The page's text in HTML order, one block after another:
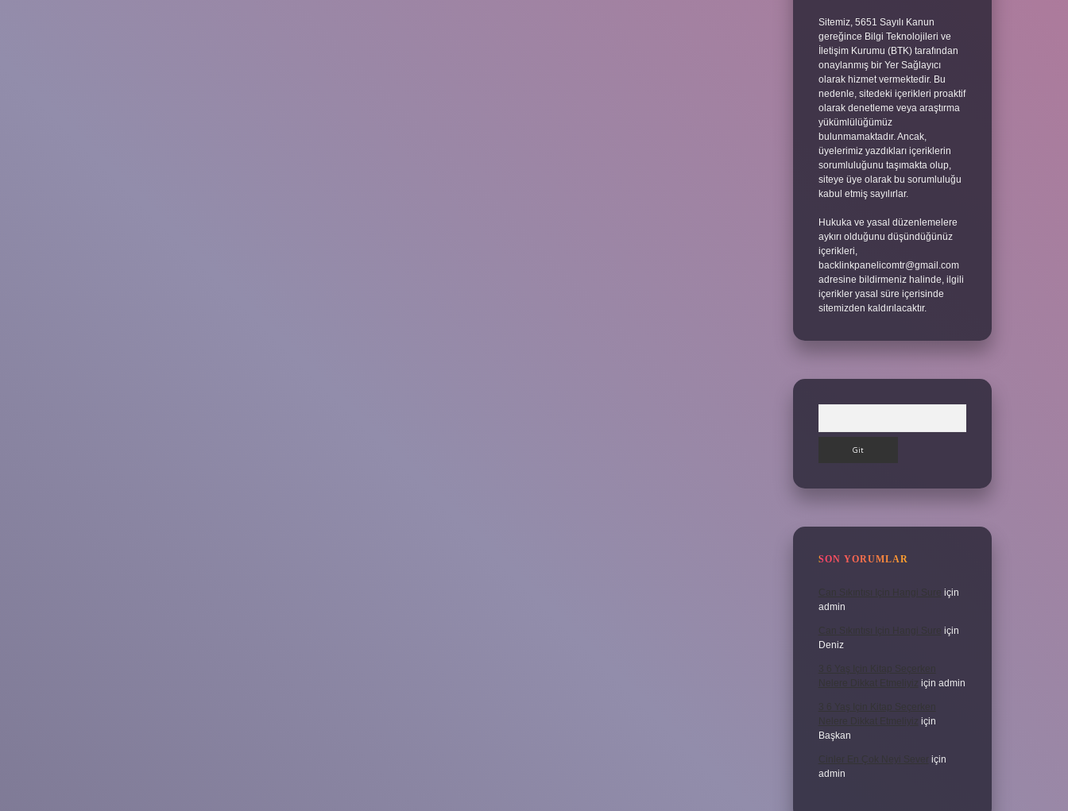
Sitemiz, 5651 Sayılı Kanun
gereğince Bilgi Teknolojileri ve
İletişim Kurumu (BTK) tarafından
onaylanmış bir Yer Sağlayıcı
olarak hizmet vermektedir. Bu
nedenle, sitedeki içerikleri proaktif
olarak denetleme veya araştırma
yükümlülüğümüz
bulunmamaktadır. Ancak,
üyelerimiz yazdıkları içeriklerin
sorumluluğunu taşımakta olup,
siteye üye olarak bu sorumluluğu
kabul etmiş sayılırlar.
Hukuka ve yasal düzenlemelere
aykırı olduğunu düşündüğünüz
içerikleri,
backlinkpanelicomtr@gmail.com
adresine bildirmeniz halinde, ilgili
içerikler yasal süre içerisinde
sitemizden kaldırılacaktır.
SON YORUMLAR
Can Sıkıntısı Için Hangi Sure için
admin
Can Sıkıntısı Için Hangi Sure için
Deniz
3 6 Yaş Için Kitap Seçerken
Nelere Dikkat Etmeliyiz için admin
3 6 Yaş Için Kitap Seçerken
Nelere Dikkat Etmeliyiz için
Başkan
Cinler En Çok Neyi Sever için
admin